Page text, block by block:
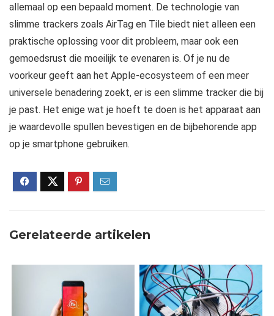
allemaal op een bepaald moment. De technologie van
slimme trackers zoals AirTag en Tile biedt niet alleen een
praktische oplossing voor dit probleem, maar ook een
gemoedsrust die moeilijk te evenaren is. Of je nu de
voorkeur geeft aan het Apple-ecosysteem of een meer
universele benadering zoekt, er is een slimme tracker die bij
je past. Het enige wat je hoeft te doen is het apparaat aan
je waardevolle spullen bevestigen en de bijbehorende app
op je smartphone gebruiken.
Gerelateerde artikelen